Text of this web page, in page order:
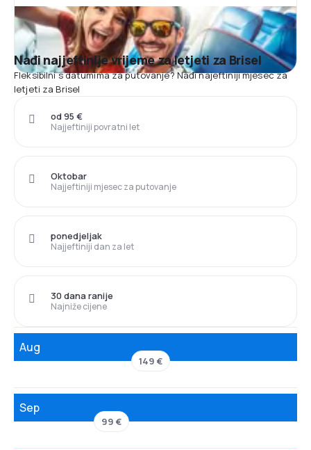
Nađi najjeftinije vrijeme za letjeti za Brisel
Fleksibilni s datumima za putovanje? Nađi najeftiniji mjesec za
letjeti za Brisel
Najjeftiniji povratni let
od 95 €
Najjeftiniji mjesec za putovanje
Oktobar
Najjeftiniji dan za let
ponedjeljak
Najniže cijene
30 dana ranije
Aug
149 €
Sep
99 €